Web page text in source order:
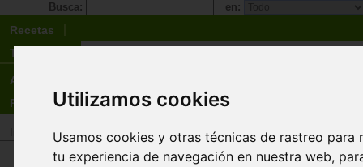
Utilizamos cookies
Usamos cookies y otras técnicas de rastreo para
tu experiencia de navegación en nuestra web,
Busca: en:
Recetas
Tienda
Actualidad
Registro
Tienda>Juguetes infantiles>Juguetes por tipo >Primeros